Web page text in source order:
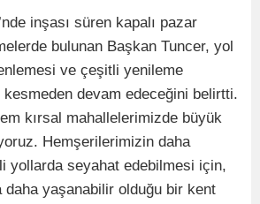
inşası süren kapalı pazar
bulunan Başkan Tuncer, yol
ve çeşitli yenileme
kesmeden devam edeceğini belirtti.
kırsal mahallelerimizde büyük
Hemşerilerimizin daha
yollarda seyahat edebilmesi için,
daha yaşanabilir olduğu bir kent